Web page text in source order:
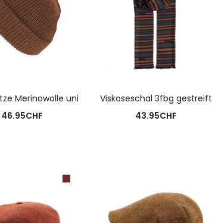
Merinowolle uni
46.95CHF
Viskoseschal 3fbg gestreift
43.95CHF